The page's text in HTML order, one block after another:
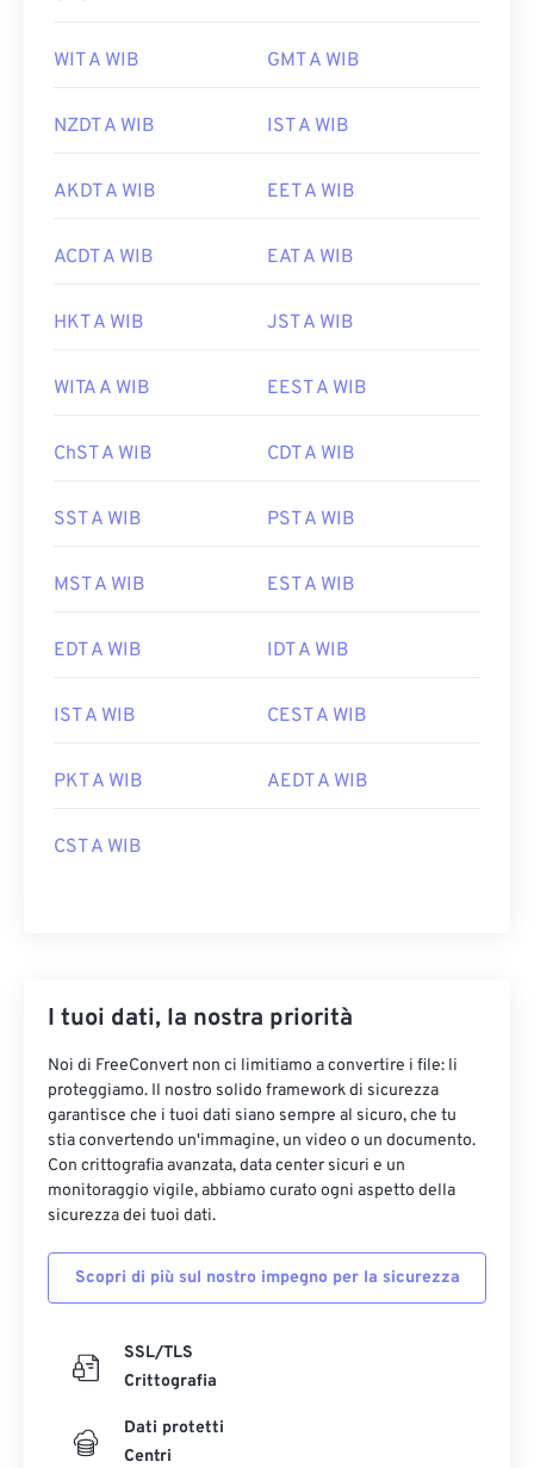
WIT A WIB GMT A WIB
NZDT A WIB IST A WIB
AKDT A WIB EET A WIB
ACDT A WIB EAT A WIB
HKT A WIB JST A WIB
WITA A WIB EEST A WIB
ChST A WIB CDT A WIB
SST A WIB PST A WIB
MST A WIB EST A WIB
EDT A WIB IDT A WIB
IST A WIB CEST A WIB
PKT A WIB AEDT A WIB
CST A WIB
I tuoi dati, la nostra priorità
Noi di FreeConvert non ci limitiamo a convertire i file: li
proteggiamo. Il nostro solido framework di sicurezza
garantisce che i tuoi dati siano sempre al sicuro, che tu
stia convertendo un'immagine, un video o un documento.
Con crittografia avanzata, data center sicuri e un
monitoraggio vigile, abbiamo curato ogni aspetto della
sicurezza dei tuoi dati.
Scopri di più sul nostro impegno per la sicurezza
SSL/TLS
Crittografia
Dati protetti
Centri